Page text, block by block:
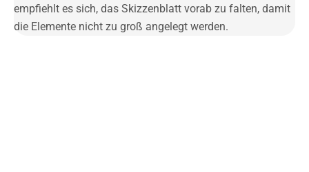
empfiehlt es sich, das Skizzenblatt vorab zu falten, damit
die Elemente nicht zu groß angelegt werden.